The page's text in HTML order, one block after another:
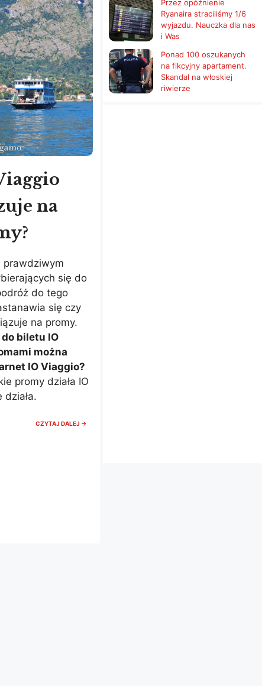
na
prawdziwym
się do
do tego
się czy
na promy.
biletu IO
można
IO Viaggio?
promy działa IO
działa.
CZYTAJ DALEJ →
Przez opóźnienie
Ryanaira straciliśmy 1/6
wyjazdu. Nauczka dla nas
i Was
Ponad 100 oszukanych
na fikcyjny apartament.
Skandal na włoskiej
riwierze